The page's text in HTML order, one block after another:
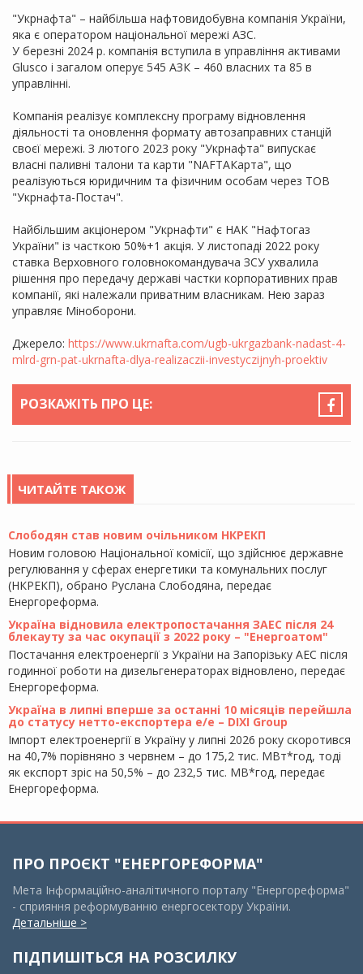
"Укрнафта" – найбільша нафтовидобувна компанія України,
яка є оператором національної мережі АЗС.
У березні 2024 р. компанія вступила в управління активами
Glusco і загалом оперує 545 АЗК – 460 власних та 85 в
управлінні.
Компанія реалізує комплексну програму відновлення
діяльності та оновлення формату автозаправних станцій
своєї мережі. З лютого 2023 року "Укрнафта" випускає
власні паливні талони та карти "NAFTAКарта", що
реалізуються юридичним та фізичним особам через ТОВ
"Укрнафта-Постач".
Найбільшим акціонером "Укрнафти" є НАК "Нафтогаз
України" із часткою 50%+1 акція. У листопаді 2022 року
ставка Верховного головнокомандувача ЗСУ ухвалила
рішення про передачу державі частки корпоративних прав
компанії, які належали приватним власникам. Нею зараз
управляє Міноборони.
Джерело: https://www.ukrnafta.com/ugb-ukrgazbank-nadast-4-
mlrd-grn-pat-ukrnafta-dlya-realizaczii-investyczijnyh-proektiv
РОЗКАЖІТЬ ПРО ЦЕ:
ЧИТАЙТЕ ТАКОЖ
Слободян став новим очільником НКРЕКП
Новим головою Національної комісії, що здійснює державне
регулювання у сферах енергетики та комунальних послуг
(НКРЕКП), обрано Руслана Слободяна, передає
Енергореформа.
Україна відновила електропостачання ЗАЕС після 24
блекауту за час окупації з 2022 року – "Енергоатом"
Постачання електроенергії з України на Запорізьку АЕС після
годинної роботи на дизельгенераторах відновлено, передає
Енергореформа.
Україна в липні вперше за останні 10 місяців перейшла
до статусу нетто-експортера е/е – DIXI Group
Імпорт електроенергії в Україну у липні 2026 року скоротився
на 40,7% порівняно з червнем – до 175,2 тис. МВт*год, тоді
як експорт зріс на 50,5% – до 232,5 тис. МВ*год, передає
Енергореформа.
ПРО ПРОЄКТ "ЕНЕРГОРЕФОРМА"
Мета Інформаційно-аналітичного порталу "Енергореформа"
- сприяння реформуванню енергосектору України.
Детальніше >
ПІДПИШІТЬСЯ НА РОЗСИЛКУ